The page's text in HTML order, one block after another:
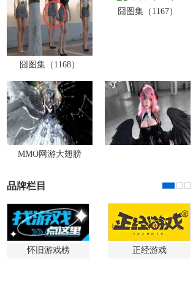
囧图集（1168）
囧图集（1167）
MMO网游大翅膀
品牌栏目
怀旧游戏榜 正经游戏